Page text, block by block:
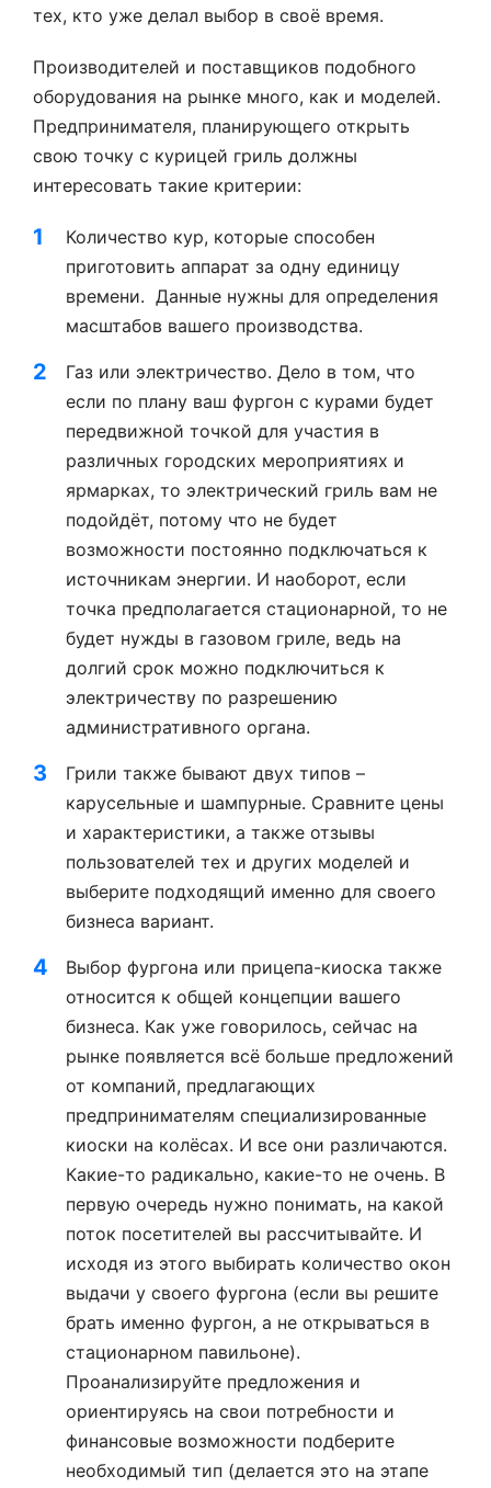
тех, кто уже делал выбор в своё время.
Производителей и поставщиков подобного
оборудования на рынке много, как и моделей.
Предпринимателя, планирующего открыть
свою точку с курицей гриль должны
интересовать такие критерии:
Количество кур, которые способен
приготовить аппарат за одну единицу
времени. Данные нужны для определения
масштабов вашего производства.
Газ или электричество. Дело в том, что
если по плану ваш фургон с курами будет
передвижной точкой для участия в
различных городских мероприятиях и
ярмарках, то электрический гриль вам не
подойдёт, потому что не будет
возможности постоянно подключаться к
источникам энергии. И наоборот, если
точка предполагается стационарной, то не
будет нужды в газовом гриле, ведь на
долгий срок можно подключиться к
электричеству по разрешению
административного органа.
Грили также бывают двух типов –
карусельные и шампурные. Сравните цены
и характеристики, а также отзывы
пользователей тех и других моделей и
выберите подходящий именно для своего
бизнеса вариант.
Выбор фургона или прицепа-киоска также
относится к общей концепции вашего
бизнеса. Как уже говорилось, сейчас на
рынке появляется всё больше предложений
от компаний, предлагающих
предпринимателям специализированные
киоски на колёсах. И все они различаются.
Какие-то радикально, какие-то не очень. В
первую очередь нужно понимать, на какой
поток посетителей вы рассчитывайте. И
исходя из этого выбирать количество окон
выдачи у своего фургона (если вы решите
брать именно фургон, а не открываться в
стационарном павильоне).
Проанализируйте предложения и
ориентируясь на свои потребности и
финансовые возможности подберите
необходимый тип (делается это на этапе